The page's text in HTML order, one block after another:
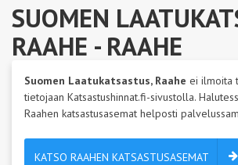
SUOMEN
RAAHE - RAAHE
Suomen Laatukatsastus, Raahe ei ilmoita
tietojaan Katsastushinnat.fi-sivustolla.
Raahen katsastusasemat helposti
KATSO RAAHEN KATSASTUSASEMAT